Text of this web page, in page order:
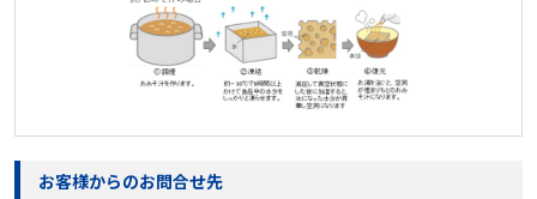
お客様からのお問合せ先